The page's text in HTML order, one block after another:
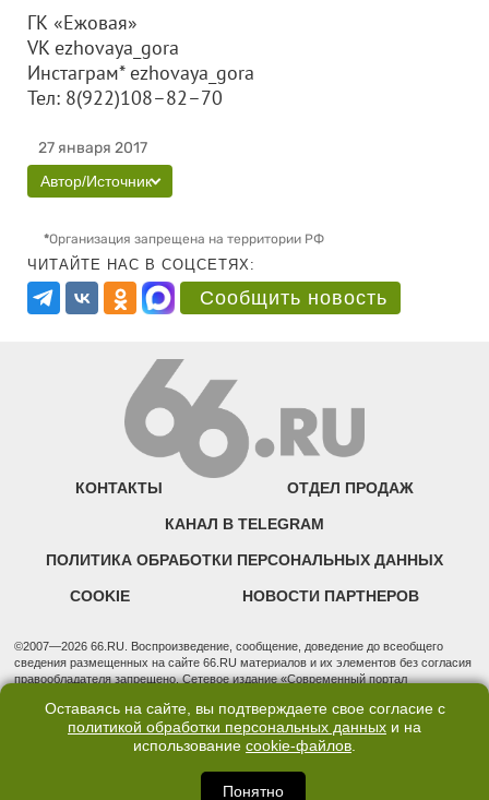
ГК «Ежовая»
VK ezhovaya_gora
Инстаграм* ezhovaya_gora
Тел: 8(922)108–82–70
27 января 2017
Автор/Источник
*Организация запрещена на территории РФ
ЧИТАЙТЕ НАС В СОЦСЕТЯХ:
Сообщить новость
КОНТАКТЫ ОТДЕЛ ПРОДАЖ
КАНАЛ В TELEGRAM
ПОЛИТИКА ОБРАБОТКИ ПЕРСОНАЛЬНЫХ ДАННЫХ
COOKIE НОВОСТИ ПАРТНЕРОВ
©2007—2026 66.RU. Воспроизведение, сообщение, доведение до всеобщего
сведения размещенных на сайте 66.RU материалов и их элементов без согласия
правообладателя запрещено. Сетевое издание «Современный портал
надзору в сфере связи, информационных технологий и массовых коммуникаций
(Роскомнадзор). Регистрационный номер ЭЛ № ФС 77 - 76634 от 02.09.2019
Учредитель: Общество с ограниченной ответственностью "66.ру". Юридический
3, оф. 7015 Фактический адрес редакции и отдела продаж: 620014, Свердловская
обл., г. Екатеринбург, ул. Бориса Ельцина, д. 3, оф. 7015, +7 (343) 288-50-66
Оставаясь на сайте, вы подтверждаете свое согласие с
политикой обработки персональных данных и на
использование cookie-файлов.
Понятно